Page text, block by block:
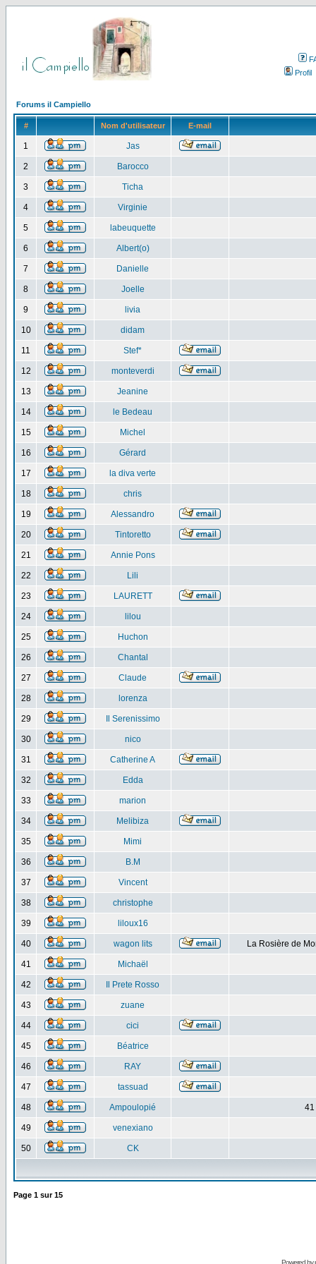
Profil
Forums il Campiello
# Nom d'utilisateur E-mail
1 Jas
2 Barocco
3 Ticha
4 Virginie
5 labeuquette
6 Albert(o)
7 Danielle
8 Joelle
9 livia
10 didam
11 Stef*
12 monteverdi
13 Jeanine
14 le Bedeau
15 Michel
16 Gérard
17 la diva verte
18 chris
19 Alessandro
20 Tintoretto
21 Annie Pons
22 Lili
23 LAURETT
24 lilou
25 Huchon
26 Chantal
27 Claude
28 lorenza
29 Il Serenissimo
30 nico
31 Catherine A
32 Edda
33 marion
34 Melibiza
35 Mimi
36 B.M
37 Vincent
38 christophe
39 liloux16
40 wagon lits La Rosière de
41 Michaël
42 Il Prete Rosso
43 zuane
44 cici
45 Béatrice
46 RAY
47 tassuad
48 Ampoulopié 41
49 venexiano
50 CK
Page 1 sur15
Powered by